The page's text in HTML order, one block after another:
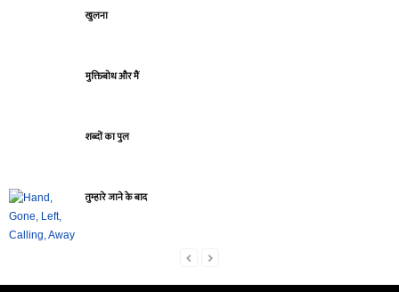
खुलना
मुक्तिबोध और मैं
शब्दों का पुल
तुम्हारे जाने के बाद